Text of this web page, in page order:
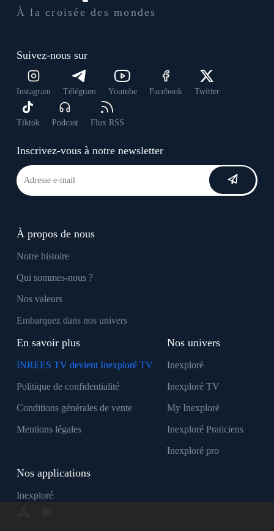
À la croisée des mondes
Suivez-nous sur
Instagram Télégram Youtube Facebook Twitter
Tiktok Podcast Flux RSS
Inscrivez-vous à notre newsletter
À propos de nous
Notre histoire
Qui sommes-nous ?
Nos valeurs
Embarquez dans nos univers
En savoir plus
INREES TV devient Inexploré TV
Politique de confidentialité
Conditions générales de vente
Mentions légales
Nos univers
Inexploré
Inexploré TV
My Inexploré
Inexploré Praticiens
Inexploré pro
Nos applications
Inexploré